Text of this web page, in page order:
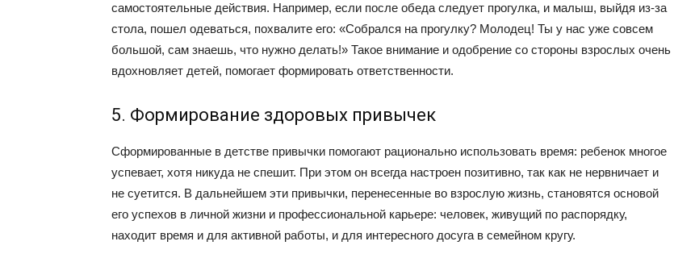
самостоятельные действия. Например, если после обеда следует прогулка, и малыш, выйдя из-за
стола, пошел одеваться, похвалите его: «Собрался на прогулку? Молодец! Ты у нас уже совсем
большой, сам знаешь, что нужно делать!» Такое внимание и одобрение со стороны взрослых очень
вдохновляет детей, помогает формировать ответственности.
5. Формирование здоровых привычек
Сформированные в детстве привычки помогают рационально использовать время: ребенок многое
успевает, хотя никуда не спешит. При этом он всегда настроен позитивно, так как не нервничает и
не суетится. В дальнейшем эти привычки, перенесенные во взрослую жизнь, становятся основой
его успехов в личной жизни и профессиональной карьере: человек, живущий по распорядку,
находит время и для активной работы, и для интересного досуга в семейном кругу.